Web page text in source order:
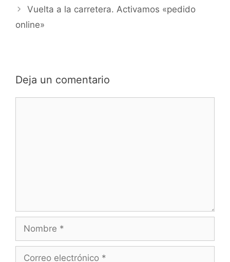
Vuelta a la carretera. Activamos «pedido
online»
Deja un comentario
Nombre
Correo